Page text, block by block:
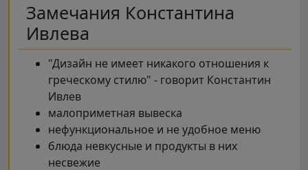
Замечания Константина
Ивлева
"Дизайн не имеет никакого отношения к
греческому стилю" - говорит Константин
Ивлев
малоприметная вывеска
нефункциональное и не удобное меню
блюда невкусные и продукты в них
несвежие